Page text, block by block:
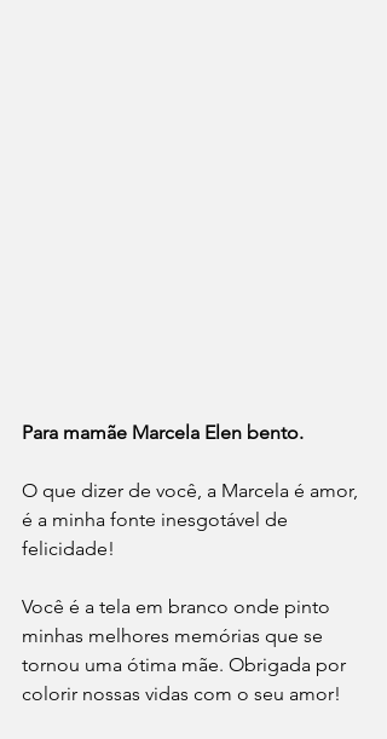
Para mamãe Marcela Elen bento.
O que dizer de você, a Marcela é amor,
é a minha fonte inesgotável de
felicidade!
Você é a tela em branco onde pinto
minhas melhores memórias que se
tornou uma ótima mãe. Obrigada por
colorir nossas vidas com o seu amor!